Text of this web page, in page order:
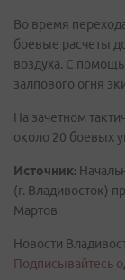
Во время
боевые расчеты
воздуха. С
залпового огня
На зачетном
около 20 боевых
Источник:
(г. Владивосток)
Мартов
Новости
Подписывайтесь